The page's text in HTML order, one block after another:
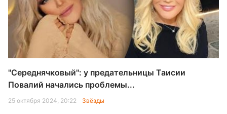
"Середнячковый": у предательницы Таисии
Повалий начались проблемы...
25 октября 2024, 20:22 Звёзды